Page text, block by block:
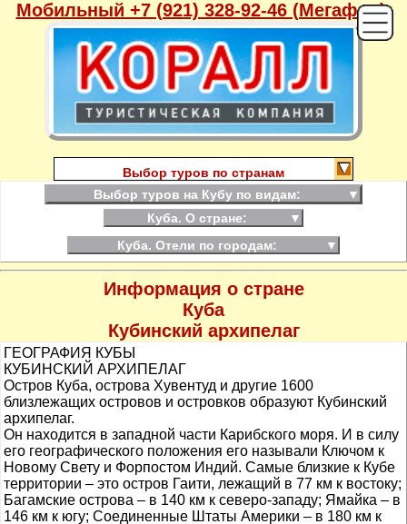
Мобильный +7 (921) 328-92-46 (Мегафон),
Выбор туров по странам
Выбор туров на Кубу по видам:
▼
Куба. О стране:
▼
Куба. Отели по городам:
▼
Информация о стране
Куба
Кубинский архипелаг
ГЕОГРАФИЯ КУБЫ
КУБИНСКИЙ АРХИПЕЛАГ
Остров Куба, острова Хувентуд и другие 1600
близлежащих островов и островков образуют Кубинский
архипелаг.
Он находится в западной части Карибского моря. И в силу
его географического положения его называли Ключом к
Новому Свету и Форпостом Индий. Самые близкие к Кубе
территории – это остров Гаити, лежащий в 77 км к востоку;
Багамские острова – в 140 км к северо-западу; Ямайка – в
146 км к югу; Соединенные Штаты Америки – в 180 км к